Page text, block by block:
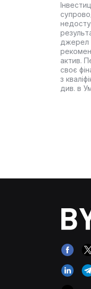
джерел
актив.
своє
з
див. в